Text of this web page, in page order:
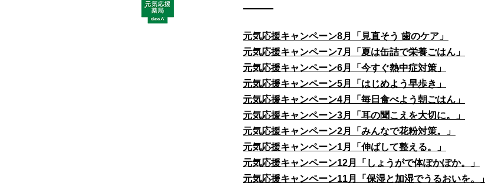
元気応援キャンペーン8月「見直そう 歯のケア」
元気応援キャンペーン7月「夏は缶詰で栄養ごはん」
元気応援キャンペーン6月「今すぐ熱中症対策」
元気応援キャンペーン5月「はじめよう早歩き」
元気応援キャンペーン4月「毎日食べよう朝ごはん」
元気応援キャンペーン3月「耳の聞こえを大切に。」
元気応援キャンペーン2月「みんなで花粉対策。」
元気応援キャンペーン1月「伸ばして整える。」
元気応援キャンペーン12月「しょうがで体ぽかぽか。」
元気応援キャンペーン11月「保湿と加湿でうるおいを。」